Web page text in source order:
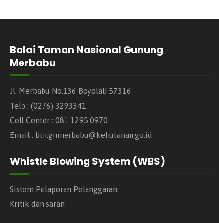
Balai Taman Nasional Gunung
Merbabu
Jl. Merbabu No.136 Boyolali 57316
Telp : (0276) 3293341
Cell Center : 081 1295 0970
Email : btn.gnmerbabu@kehutanan.go.id
Whistle Blowing System (WBS)
Sistem Pelaporan Pelanggaran
Kritik dan saran